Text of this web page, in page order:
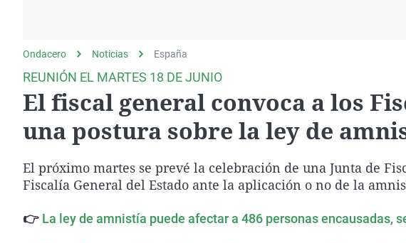
Como el perro y elEquipo de investigación
Operación Viuda
Negra
País Vasco
Ondacero Noticias España
REUNIÓN EL MARTES 18 DE JUNIO
El fiscal general convoca a los
una postura sobre la ley de
El próximo martes se prevé la celebración de una Junta de
Fiscalía General del Estado ante la aplicación o no de la
👉 La ley de amnistía puede afectar a 486 personas encausadas,